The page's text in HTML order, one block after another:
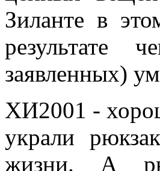
Зиланте в
результате
заявленных)
ХИ2001 -
украли
жизни. А